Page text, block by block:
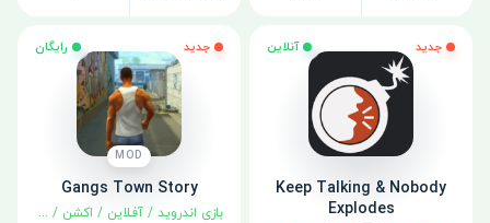
جدید آنلاین
Keep Talking & Nobody
Explodes
جدید رایگان
MOD
Gangs Town Story
بازی اندروید / آفلاین / اکشن /